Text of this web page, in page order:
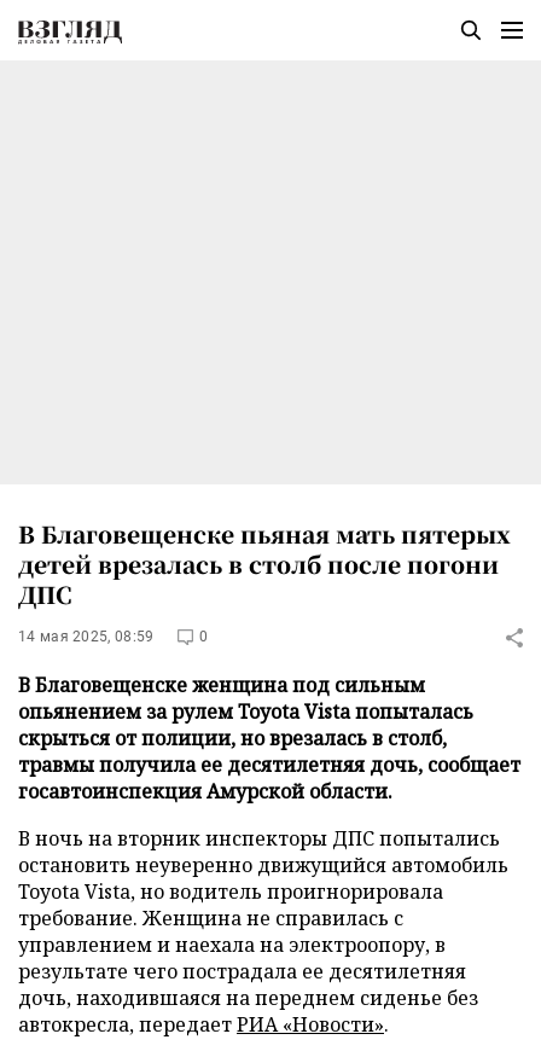
В Благовещенске пьяная мать пятерых
детей врезалась в столб после погони
ДПС
14 мая 2025, 08:59 0
В Благовещенске женщина под сильным
опьянением за рулем Toyota Vista попыталась
скрыться от полиции, но врезалась в столб,
травмы получила ее десятилетняя дочь, сообщает
госавтоинспекция Амурской области.
В ночь на вторник инспекторы ДПС попытались
остановить неуверенно движущийся автомобиль
Toyota Vista, но водитель проигнорировала
требование. Женщина не справилась с
управлением и наехала на электроопору, в
результате чего пострадала ее десятилетняя
дочь, находившаяся на переднем сиденье без
автокресла, передаетРИА «Новости».